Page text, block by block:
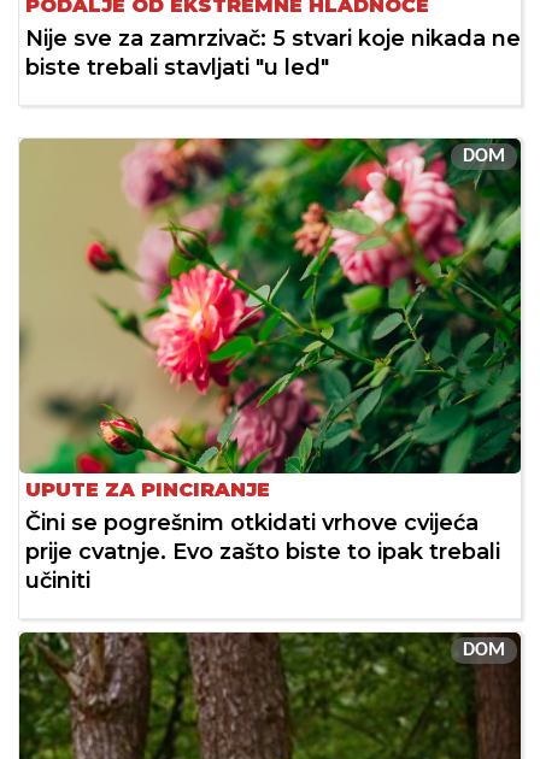
PODALJE OD EKSTREMNE HLADNOĆE
Nije sve za zamrzivač: 5 stvari koje nikada ne
biste trebali stavljati "u led"
DOM
UPUTE ZA PINCIRANJE
Čini se pogrešnim otkidati vrhove cvijeća
prije cvatnje. Evo zašto biste to ipak trebali
učiniti
DOM